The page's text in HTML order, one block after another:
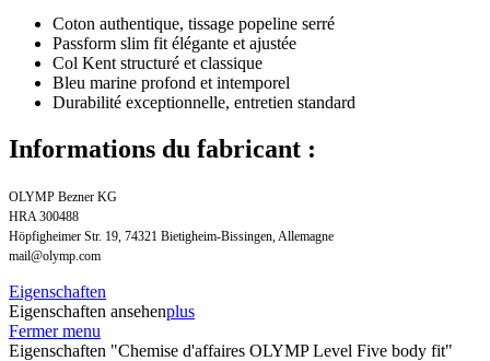
Coton authentique, tissage popeline serré
Passform slim fit élégante et ajustée
Col Kent structuré et classique
Bleu marine profond et intemporel
Durabilité exceptionnelle, entretien standard
Informations du fabricant :
OLYMP Bezner KG
HRA 300488
Höpfigheimer Str. 19, 74321 Bietigheim-Bissingen, Allemagne
mail@olymp.com
Eigenschaften
Eigenschaften ansehenplus
Fermer menu
Eigenschaften "Chemise d'affaires OLYMP Level Five body fit"